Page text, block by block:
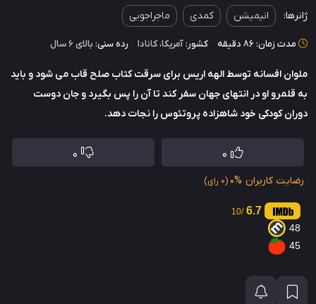
ژانرها: انیمیشن کمدی ماجراجویی
مدت زمان: 86 دقیقه کشور:آمریکا،کانادا رده سنی: بالای ۶ سال
ملوان افسانه توسط الهه اریس برای سرقت کتاب صلح قاب می شود و باید
به قلمرو او در انتهای جهان سفر کند تا آن را پس بگیرد و جان دوست
دوران کودکی خود شاهزاده پروتئوس را نجات دهد.
0
0
رضایت کاربران 0% (0 رای)
6.7
/10
48
45